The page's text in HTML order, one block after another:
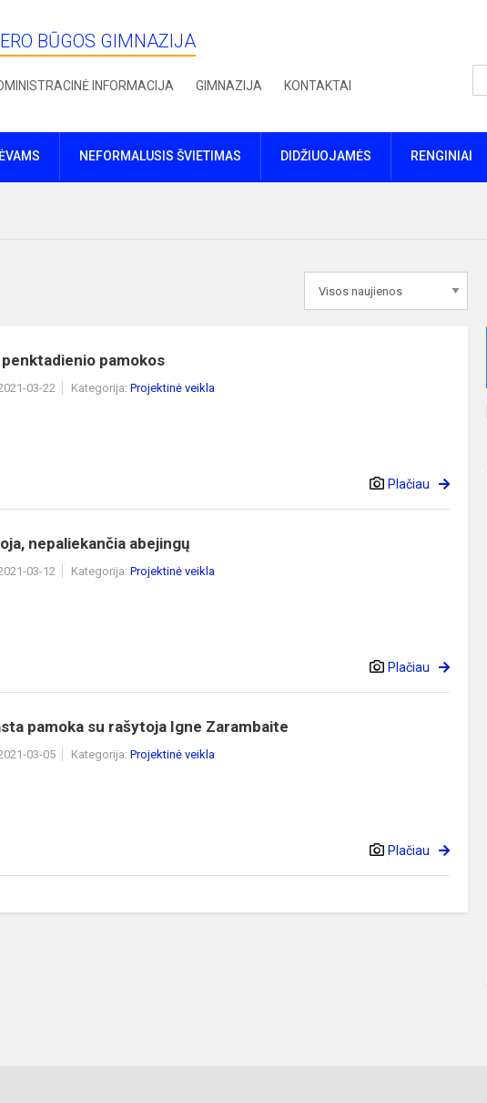
BŪGOS GIMNAZIJA
INFORMACIJA GIMNAZIJA KONTAKTAI
NEFORMALUSIS ŠVIETIMAS DIDŽIUOJAMĖS RENGINIAI
pamokos
03-22 Kategorija: Projektinė veikla
Plačiau
nepaliekančia abejingų
03-12 Kategorija: Projektinė veikla
Plačiau
pamoka su rašytoja Igne Zarambaite
03-05 Kategorija: Projektinė veikla
Plačiau